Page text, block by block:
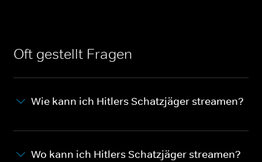
Oft gestellt Fragen
Wie kann ich Hitlers Schatzjäger streamen?
Wo kann ich Hitlers Schatzjäger streamen?